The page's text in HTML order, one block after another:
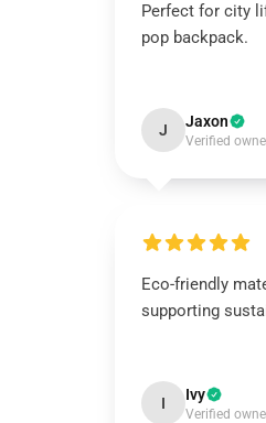
Perfect for city
pop backpack.
J Jaxon
Verified
Eco-friendly
supporting
I Ivy
Verified